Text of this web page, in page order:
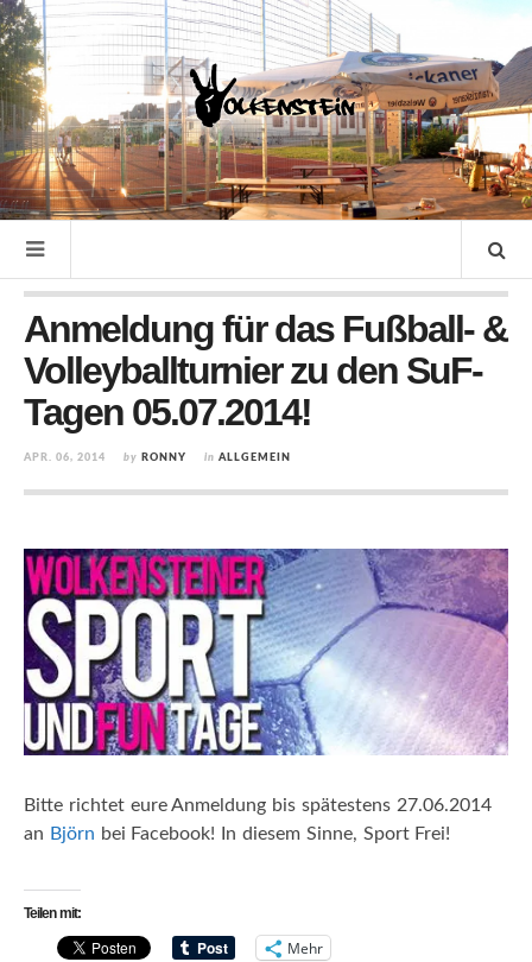
Anmeldung für das Fußball- &
Volleyballturnier zu den SuF-
Tagen 05.07.2014!
APR. 06, 2014 by RONNY in ALLGEMEIN
Bitte richtet eure Anmeldung bis spätestens 27.06.2014
an Björn bei Facebook! In diesem Sinne, Sport Frei!
Teilen mit:
Mehr